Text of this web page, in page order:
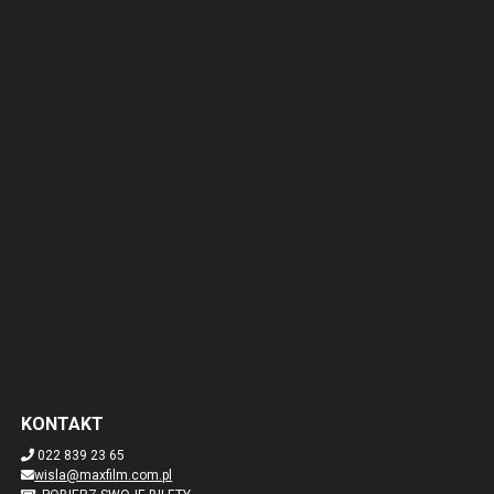
KONTAKT
022 839 23 65
wisla@maxfilm.com.pl